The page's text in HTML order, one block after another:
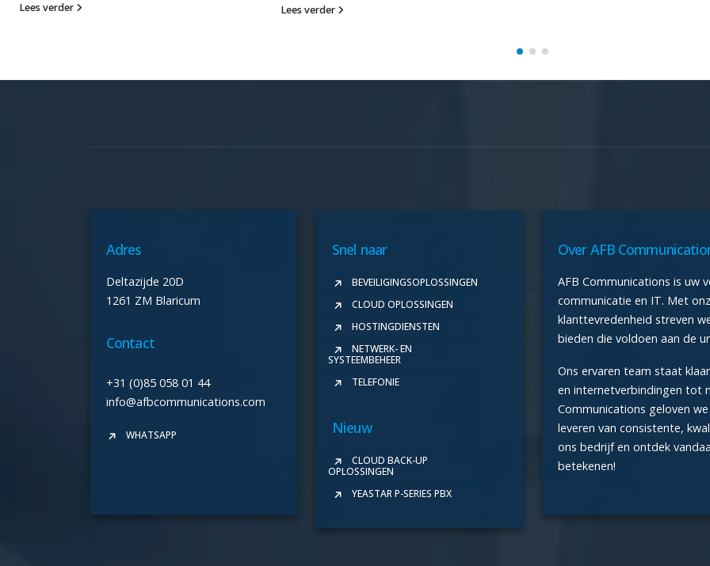
Lees verder Lees verder
Adres
Deltazijde 20D
1261 ZM Blaricum
Contact
+31 (0)85 058 01 44
info@afbcommunications.com
WHATSAPP
Snel naar
BEVEILIGINGSOPLOSSINGEN
CLOUD OPLOSSINGEN
HOSTINGDIENSTEN
NETWERK- EN
SYSTEEMBEHEER
TELEFONIE
Nieuw
CLOUD BACK-UP
OPLOSSINGEN
YEASTAR P-SERIES PBX
Over AFB
AFB Communications is uw
communicatie en IT. Met
klanttevredenheid streven
bieden die voldoen aan de
Ons ervaren team staat
en internetverbindingen tot
Communications geloven
leveren van consistente,
ons bedrijf en ontdek
betekenen!